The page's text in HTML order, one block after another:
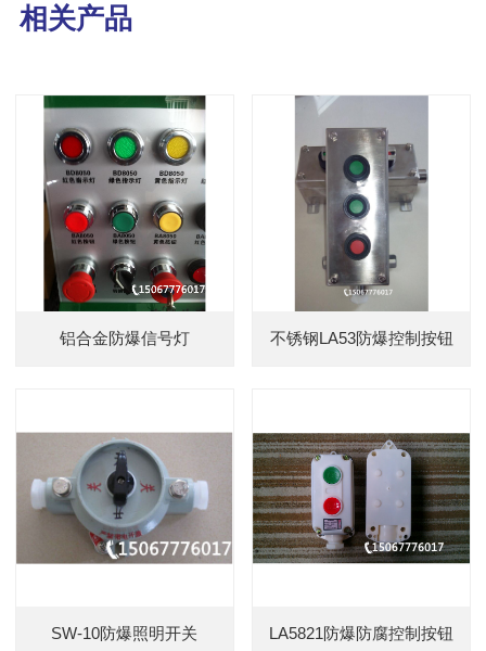
相关产品
铝合金防爆信号灯 不锈钢LA53防爆控制按钮
SW-10防爆照明开关 LA5821防爆防腐控制按钮